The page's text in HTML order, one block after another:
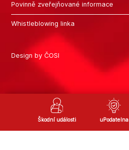
Škodní události uPodatelna
Povinně zveřejňované informace
Whistleblowing linka
Design by ČOSI